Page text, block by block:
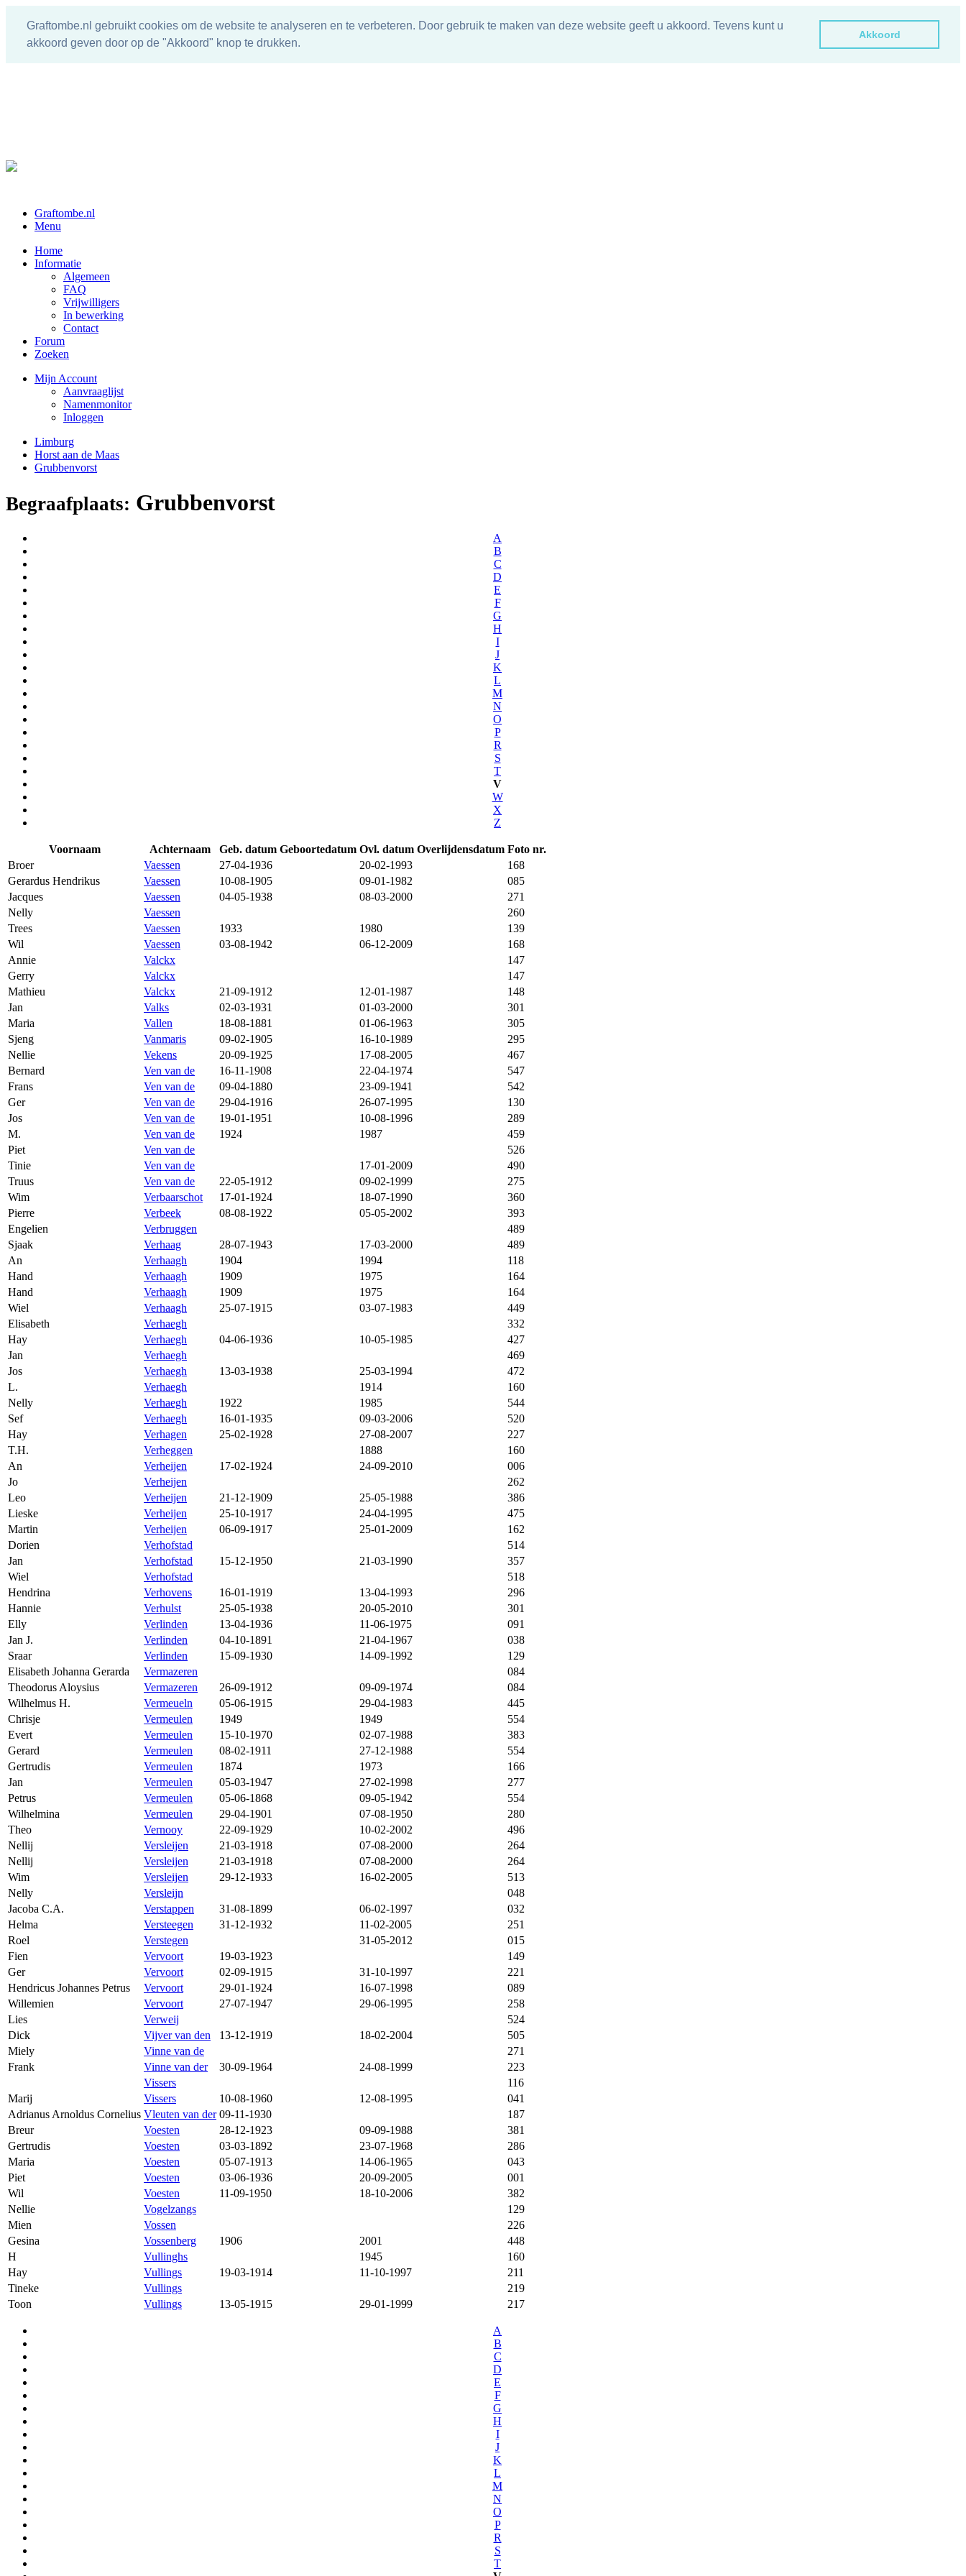
Graftombe.nl gebruikt cookies om de website te analyseren en te verbeteren. Door gebruik te maken van deze website geeft u akkoord. Tevens kunt u
akkoord geven door op de "Akkoord" knop te drukken.
Akkoord
Graftombe.nl
Menu
Home
Informatie
Algemeen
FAQ
Vrijwilligers
In bewerking
Contact
Forum
Zoeken
Mijn Account
Aanvraaglijst
Namenmonitor
Inloggen
Limburg
Horst aan de Maas
Grubbenvorst
Begraafplaats: Grubbenvorst
A
B
C
D
E
F
G
H
I
J
K
L
M
N
O
P
R
S
T
V
W
X
Z
Voornaam Achternaam Geb. datum Geboortedatum Ovl. datum Overlijdensdatum Foto nr.
Broer
Vaessen 27-04-1936 20-02-1993
168
Gerardus Hendrikus
Vaessen 10-08-1905 09-01-1982
085
Jacques
Vaessen 04-05-1938 08-03-2000
271
Nelly
Vaessen
260
Trees
Vaessen 1933 1980
139
Wil
Vaessen 03-08-1942 06-12-2009
168
Annie
Valckx
147
Gerry
Valckx
147
Mathieu
Valckx 21-09-1912 12-01-1987
148
Jan
Valks 02-03-1931 01-03-2000
301
Maria
Vallen 18-08-1881 01-06-1963
305
Sjeng
Vanmaris 09-02-1905 16-10-1989
295
Nellie
Vekens 20-09-1925 17-08-2005
467
Bernard
Ven van de 16-11-1908 22-04-1974
547
Frans
Ven van de 09-04-1880 23-09-1941
542
Ger
Ven van de 29-04-1916 26-07-1995
130
Jos
Ven van de 19-01-1951 10-08-1996
289
M.
Ven van de 1924 1987
459
Piet
Ven van de
526
Tinie
Ven van de 17-01-2009
490
Truus
Ven van de 22-05-1912 09-02-1999
275
Wim
Verbaarschot 17-01-1924 18-07-1990
360
Pierre
Verbeek 08-08-1922 05-05-2002
393
Engelien
Verbruggen
489
Sjaak
Verhaag 28-07-1943 17-03-2000
489
An
Verhaagh 1904 1994
118
Hand
Verhaagh 1909 1975
164
Hand
Verhaagh 1909 1975
164
Wiel
Verhaagh 25-07-1915 03-07-1983
449
Elisabeth
Verhaegh
332
Hay
Verhaegh 04-06-1936 10-05-1985
427
Jan
Verhaegh
469
Jos
Verhaegh 13-03-1938 25-03-1994
472
L.
Verhaegh 1914
160
Nelly
Verhaegh 1922 1985
544
Sef
Verhaegh 16-01-1935 09-03-2006
520
Hay
Verhagen 25-02-1928 27-08-2007
227
T.H.
Verheggen 1888
160
An
Verheijen 17-02-1924 24-09-2010
006
Jo
Verheijen
262
Leo
Verheijen 21-12-1909 25-05-1988
386
Lieske
Verheijen 25-10-1917 24-04-1995
475
Martin
Verheijen 06-09-1917 25-01-2009
162
Dorien
Verhofstad
514
Jan
Verhofstad 15-12-1950 21-03-1990
357
Wiel
Verhofstad
518
Hendrina
Verhovens 16-01-1919 13-04-1993
296
Hannie
Verhulst 25-05-1938 20-05-2010
301
Elly
Verlinden 13-04-1936 11-06-1975
091
Jan J.
Verlinden 04-10-1891 21-04-1967
038
Sraar
Verlinden 15-09-1930 14-09-1992
129
Elisabeth Johanna Gerarda
Vermazeren
084
Theodorus Aloysius
Vermazeren 26-09-1912 09-09-1974
084
Wilhelmus H.
Vermeueln 05-06-1915 29-04-1983
445
Chrisje
Vermeulen 1949 1949
554
Evert
Vermeulen 15-10-1970 02-07-1988
383
Gerard
Vermeulen 08-02-1911 27-12-1988
554
Gertrudis
Vermeulen 1874 1973
166
Jan
Vermeulen 05-03-1947 27-02-1998
277
Petrus
Vermeulen 05-06-1868 09-05-1942
554
Wilhelmina
Vermeulen 29-04-1901 07-08-1950
280
Theo
Vernooy 22-09-1929 10-02-2002
496
Nellij
Versleijen 21-03-1918 07-08-2000
264
Nellij
Versleijen 21-03-1918 07-08-2000
264
Wim
Versleijen 29-12-1933 16-02-2005
513
Nelly
Versleijn
048
Jacoba C.A.
Verstappen 31-08-1899 06-02-1997
032
Helma
Versteegen 31-12-1932 11-02-2005
251
Roel
Verstegen 31-05-2012
015
Fien
Vervoort 19-03-1923
149
Ger
Vervoort 02-09-1915 31-10-1997
221
Hendricus Johannes Petrus
Vervoort 29-01-1924 16-07-1998
089
Willemien
Vervoort 27-07-1947 29-06-1995
258
Lies
Verweij
524
Dick
Vijver van den 13-12-1919 18-02-2004
505
Miely
Vinne van de
271
Frank
Vinne van der 30-09-1964 24-08-1999
223
Vissers
116
Marij
Vissers 10-08-1960 12-08-1995
041
Adrianus Arnoldus Cornelius Vleuten van der 09-11-1930
187
Breur
Voesten 28-12-1923 09-09-1988
381
Gertrudis
Voesten 03-03-1892 23-07-1968
286
Maria
Voesten 05-07-1913 14-06-1965
043
Piet
Voesten 03-06-1936 20-09-2005
001
Wil
Voesten 11-09-1950 18-10-2006
382
Nellie
Vogelzangs
129
Mien
Vossen
226
Gesina
Vossenberg 1906 2001
448
H
Vullinghs 1945
160
Hay
Vullings 19-03-1914 11-10-1997
211
Tineke
Vullings
219
Toon
Vullings 13-05-1915 29-01-1999 217
A
B
C
D
E
F
G
H
I
J
K
L
M
N
O
P
R
S
T